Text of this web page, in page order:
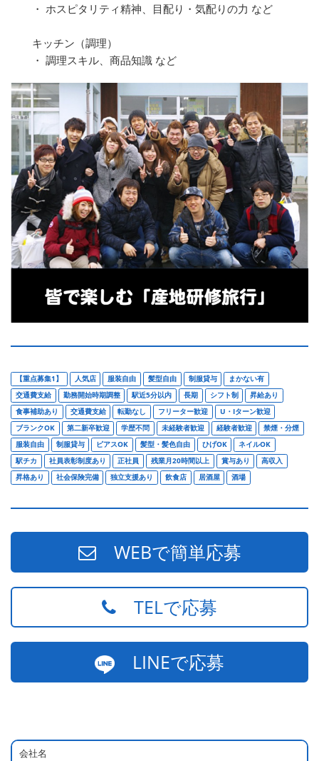
・ ホスピタリティ精神、目配り・気配りの力 など
キッチン（調理）
・ 調理スキル、商品知識 など
【重点募集1】 人気店 服装自由 髪型自由 制服貸与
まかない有
交通費支給
勤務開始時期調整 駅近5分以内 長期 シフト制
昇給あり
食事補助あり
交通費支給 転勤なし フリーター歓迎
U・Iターン歓迎
ブランクOK
第二新卒歓迎 学歴不問 未経験者歓迎 経験者歓迎
禁煙・分煙
服装自由
制服貸与 ピアスOK 髪型・髪色自由 ひげOK
ネイルOK
駅チカ
社員表彰制度あり 正社員 残業月20時間以上 賞与あり
高収入
昇格あり
社会保険完備 独立支援あり 飲食店 居酒屋 酒場
WEBで簡単応募
TELで応募
LINEで応募
会社名